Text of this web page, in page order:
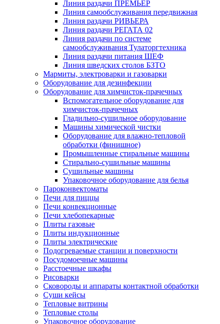
Линия раздачи ПРЕМЬЕР
Линия самообслуживания передвижная
Линия раздачи РИВЬЕРА
Линия раздачи РЕГАТА 02
Линия раздачи по системе
самообслуживания Тулаторгтехника
Линия раздачи питания ШЕФ
Линия шведских столов БЗТО
Мармиты, электроварки и газоварки
Оборудование для дезинфекции
Оборудование для химчисток-прачечных
Вспомогательное оборудование для
химчисток-прачечных
Гладильно-сушильное оборудование
Машины химической чистки
Оборудование для влажно-тепловой
обработки (финишное)
Промышленные стиральные машины
Стирально-сушильные машины
Сушильные машины
Упаковочное оборудование для белья
Пароконвектоматы
Печи для пиццы
Печи конвекционные
Печи хлебопекарные
Плиты газовые
Плиты индукционные
Плиты электрические
Подогреваемые станции и поверхности
Посудомоечные машины
Расстоечные шкафы
Рисоварки
Сковороды и аппараты контактной обработки
Суши кейсы
Тепловые витрины
Тепловые столы
Упаковочное оборудование